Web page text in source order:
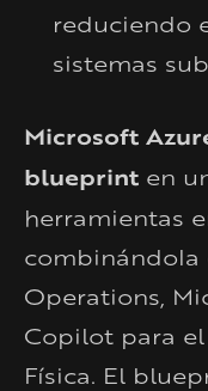
reduciendo
sistemas
Microsoft
blueprint en
herramientas
combinándola
Operations,
Copilot para
Física. El